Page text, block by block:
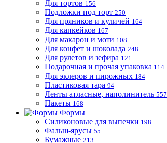
Для тортов 156
Подложки под торт 250
Для пряников и куличей 164
Для капкейков 167
Для макарон и моти 108
Для конфет и шоколада 248
Для рулетов и зефира 121
Подарочная и прочая упаковка 114
Для эклеров и пирожных 184
Пластиковая тара 94
Ленты атласные, наполинитель 557
Пакеты 168
Формы
Силиконовые для выпечки 198
Фальш-ярусы 55
Бумажные 213